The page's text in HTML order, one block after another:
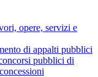
opere, servizi e
di appalti pubblici
pubblici di